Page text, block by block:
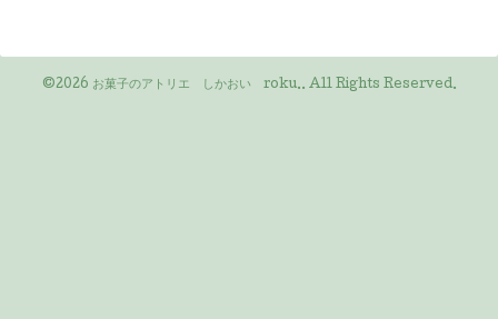
©2026 お菓子のアトリエ しかおい roku.. All Rights Reserved.